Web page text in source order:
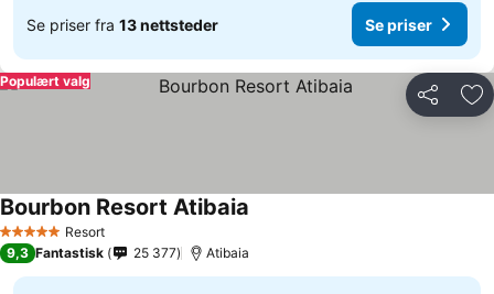
Se priser fra 13 nettsteder Se priser
Del
Populært valg
5 Stjerner Resort
Bourbon Resort Atibaia
9,3 Fantastisk 25 377 Atibaia